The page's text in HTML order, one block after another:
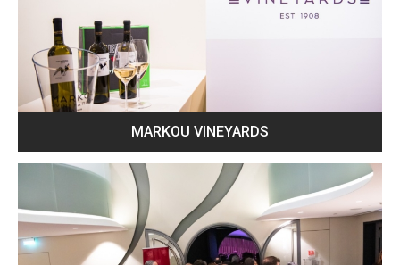
MARKOU VINEYARDS